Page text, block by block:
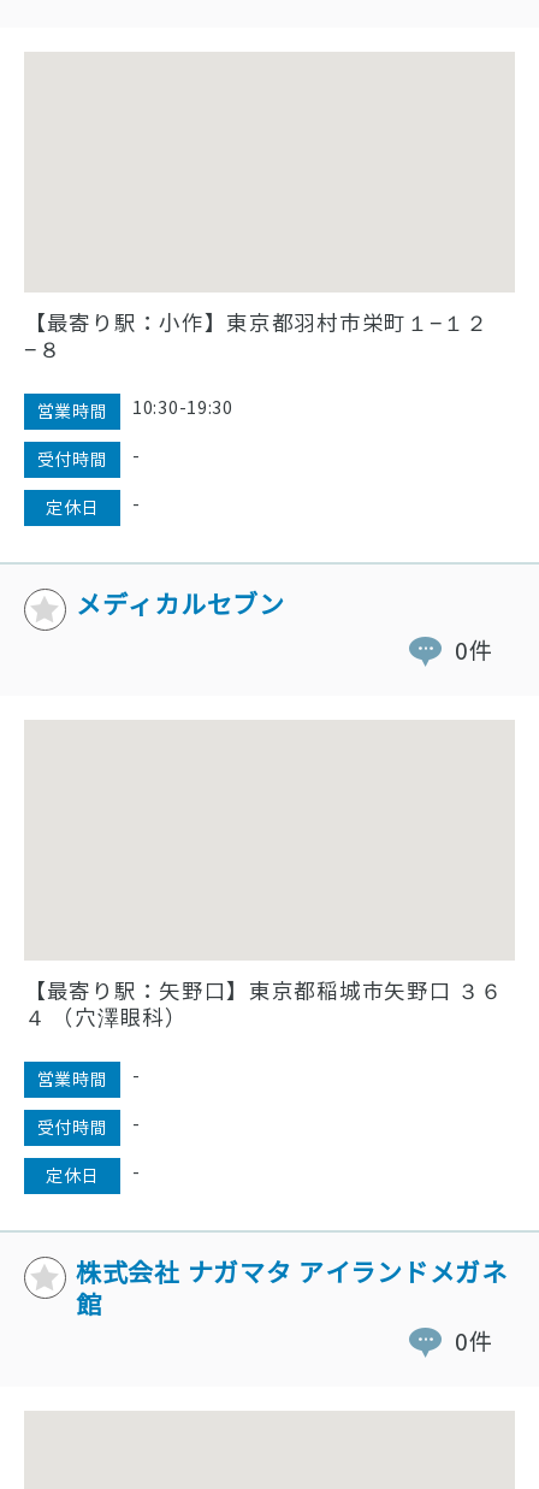
【最寄り駅：小作】東京都羽村市栄町１−１２
−８
営業時間 10:30-19:30
受付時間 -
定休日 -
メディカルセブン
0件
【最寄り駅：矢野口】東京都稲城市矢野口 ３６
４ （穴澤眼科）
営業時間 -
受付時間 -
定休日 -
株式会社 ナガマタ アイランドメガネ
館
0件